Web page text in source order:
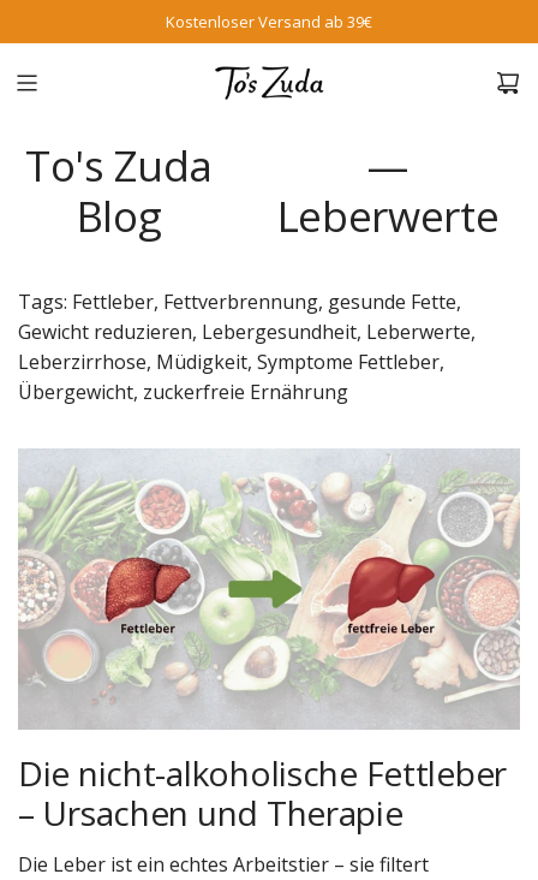
Kostenloser Versand ab 39€
To's Zuda
Blog
—
Leberwerte
Tags: Fettleber, Fettverbrennung, gesunde Fette,
Gewicht reduzieren, Lebergesundheit, Leberwerte,
Leberzirrhose, Müdigkeit, Symptome Fettleber,
Übergewicht, zuckerfreie Ernährung
Die nicht-alkoholische Fettleber
– Ursachen und Therapie
Die Leber ist ein echtes Arbeitstier – sie filtert